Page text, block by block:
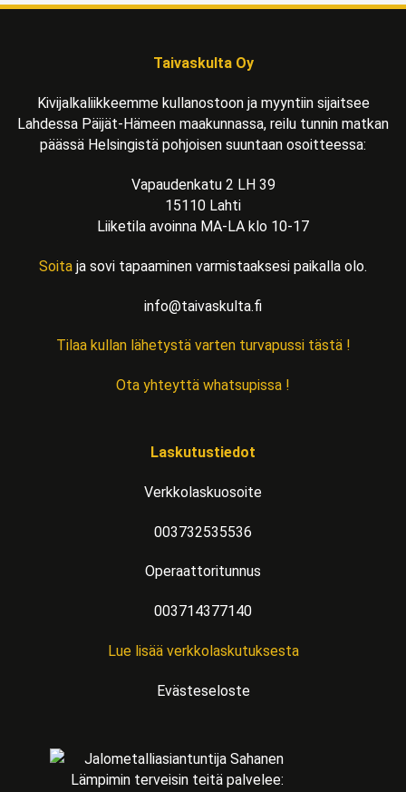
Taivaskulta Oy
Kivijalkaliikkeemme kullanostoon ja myyntiin sijaitsee
Lahdessa Päijät-Hämeen maakunnassa, reilu tunnin matkan
päässä Helsingistä pohjoisen suuntaan osoitteessa:
Vapaudenkatu 2 LH 39
15110 Lahti
Liiketila avoinna MA-LA klo 10-17
Soita ja sovi tapaaminen varmistaaksesi paikalla olo.
info@taivaskulta.fi
Tilaa kullan lähetystä varten turvapussi tästä !
Ota yhteyttä whatsupissa !
Laskutustiedot
Verkkolaskuosoite
003732535536
Operaattoritunnus
003714377140
Lue lisää verkkolaskutuksesta
Evästeseloste
Lämpimin terveisin teitä palvelee: